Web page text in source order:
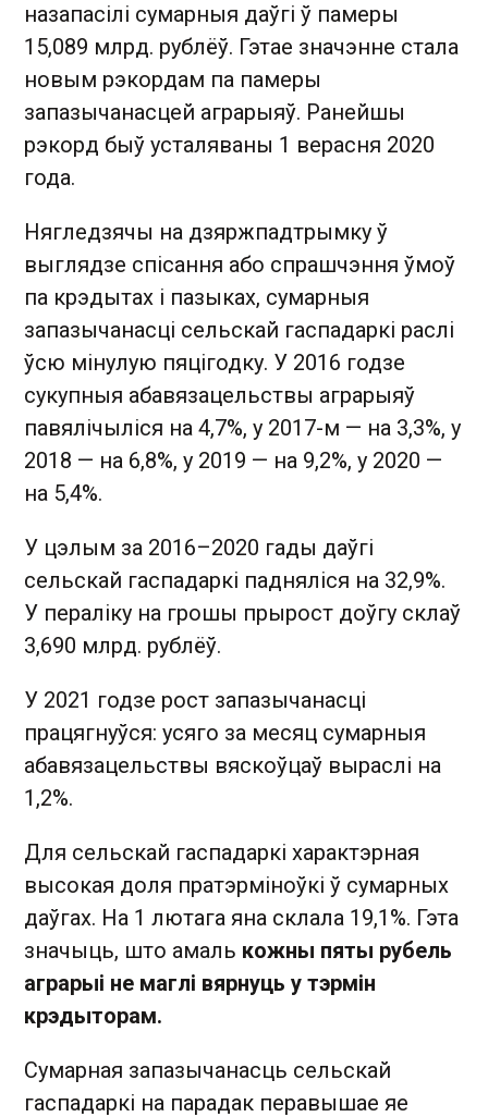
назапасілі сумарныя даўгі ў памеры
15,089 млрд. рублёў. Гэтае значэнне стала
новым рэкордам па памеры
запазычанасцей аграрыяў. Ранейшы
рэкорд быў усталяваны 1 верасня 2020
года.
Нягледзячы на дзяржпадтрымку ў
выглядзе спісання або спрашчэння ўмоў
па крэдытах і пазыках, сумарныя
запазычанасці сельскай гаспадаркі раслі
ўсю мінулую пяцігодку. У 2016 годзе
сукупныя абавязацельствы аграрыяў
павялічыліся на 4,7%, у 2017-м — на 3,3%, у
2018 — на 6,8%, у 2019 — на 9,2%, у 2020 —
на 5,4%.
У цэлым за 2016–2020 гады даўгі
сельскай гаспадаркі падняліся на 32,9%.
У пераліку на грошы прырост доўгу склаў
3,690 млрд. рублёў.
У 2021 годзе рост запазычанасці
працягнуўся: усяго за месяц сумарныя
абавязацельствы вяскоўцаў выраслі на
1,2%.
Для сельскай гаспадаркі характэрная
высокая доля пратэрміноўкі ў сумарных
даўгах. На 1 лютага яна склала 19,1%. Гэта
значыць, што амаль кожны пяты рубель
аграрыі не маглі вярнуць у тэрмін
крэдыторам.
Сумарная запазычанасць сельскай
гаспадаркі на парадак перавышае яе